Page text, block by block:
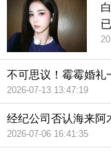
不可思议！霉霉婚礼
2026-07-13 13:47:19
经纪公司否认海来阿
2026-07-06 16:41:35